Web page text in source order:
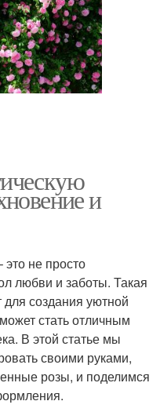
и
это не просто
любви и заботы. Такая
создания уютной
стать отличным
В этой статье мы
своими руками,
розы, и поделимся